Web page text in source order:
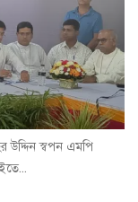
উদ্দিন স্বপন এমপি